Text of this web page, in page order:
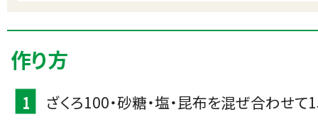
作り方
1 ざくろ100・砂糖・塩・昆布を混ぜ合わせ